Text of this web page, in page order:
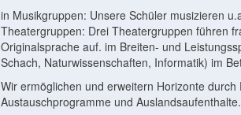
in Musikgruppen: Unsere Schüler musizieren
Theatergruppen: Drei Theatergruppen führen
Originalsprache auf. im Breiten- und
Schach, Naturwissenschaften, Informatik) im
Wir ermöglichen und erweitern Horizonte
Austauschprogramme und